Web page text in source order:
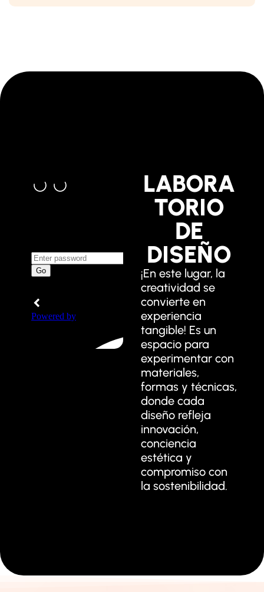
LABORA
TORIO
DE
DISEÑO
¡En este lugar, la
creatividad se
convierte en
experiencia
tangible! Es un
espacio para
experimentar con
materiales,
formas y técnicas,
donde cada
diseño refleja
innovación,
conciencia
estética y
compromiso con
la sostenibilidad.